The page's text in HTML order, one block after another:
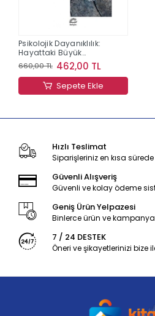
Psikolojik Dayanıklılık:
Hayattaki Büyük
Zorluklarla Başa Çıkma
S
660,00 TL 462,00 TL
Sepete Ekle
Hızlı Teslimat
Siparişleriniz en kısa sürede
Güvenli Alışveriş
Güvenli ve kolay ödeme
Geniş Ürün Yelpazesi
Binlerce ürün ve
7 / 24 DESTEK
Öneri ve şikayetlerinizi bize